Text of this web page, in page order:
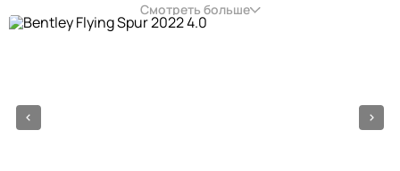
Смотреть больше